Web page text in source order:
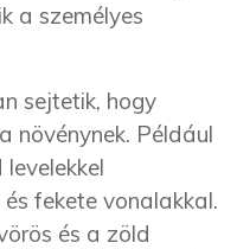
a személyes
sejtetik, hogy
növénynek. Például
fekete vonalakkal.
és a zöld